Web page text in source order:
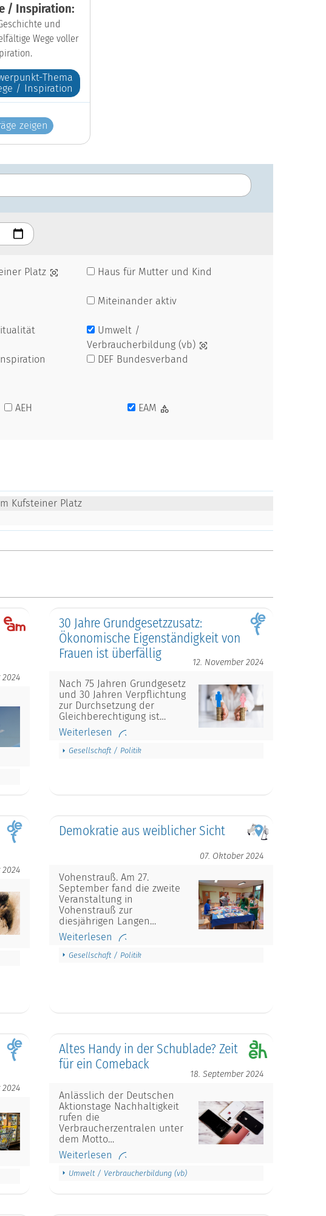
/ Inspiration:
und
Wege voller
Thema
/ Inspiration
zeigen
Platz Haus für Mutter und Kind
Miteinander aktiv
Umwelt /
Verbraucherbildung (vb)
DEF Bundesverband
AEH EAM
Kufsteiner Platz
2024
30 Jahre Grundgesetzzusatz:
Ökonomische Eigenständigkeit von
Frauen ist überfällig
12. November 2024
Nach 75 Jahren Grundgesetz
und 30 Jahren Verpflichtung
zur Durchsetzung der
Gleichberechtigung ist…
Weiterlesen
Gesellschaft / Politik
Demokratie aus weiblicher Sicht
07. Oktober 2024
Vohenstrauß. Am 27.
September fand die zweite
Veranstaltung in
Vohenstrauß zur
diesjährigen Langen…
Weiterlesen
Gesellschaft / Politik
2024
Altes Handy in der Schublade? Zeit
für ein Comeback
18. September 2024
Anlässlich der Deutschen
Aktionstage Nachhaltigkeit
rufen die
Verbraucherzentralen unter
dem Motto…
Weiterlesen
Umwelt / Verbraucherbildung (vb)